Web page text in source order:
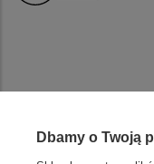
Dbamy o Twoją